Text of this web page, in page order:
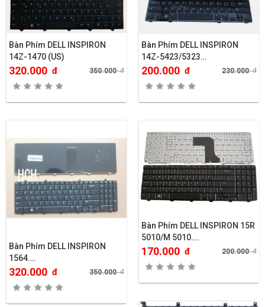
Bàn Phím DELL INSPIRON
14Z-1470 (US)
320.000 đ 350.000đ
Bàn Phím DELL INSPIRON
14Z-5423/5323…
200.000 đ 230.000đ
Bàn Phím DELL INSPIRON
1564….
320.000 đ 350.000đ
Bàn Phím DELL INSPIRON 15R
5010/M 5010….
170.000 đ 200.000đ